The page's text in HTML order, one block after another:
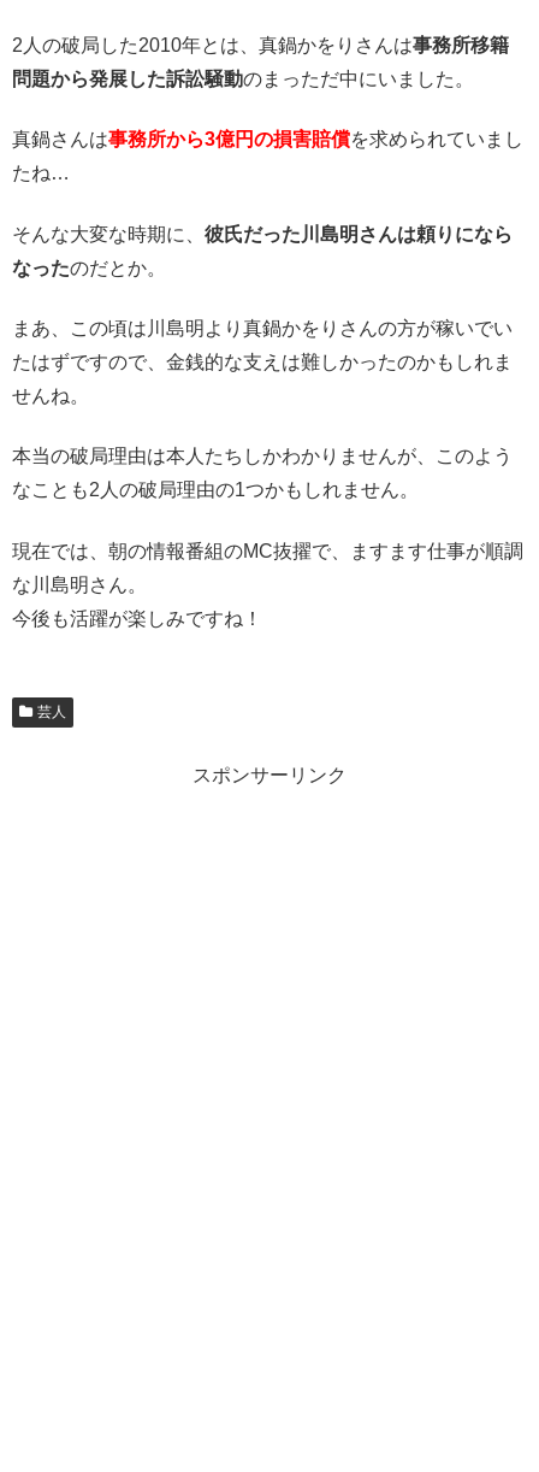
2人の破局した2010年とは、真鍋かをりさんは事務所移籍
問題から発展した訴訟騒動のまっただ中にいました。
真鍋さんは事務所から3億円の損害賠償を求められていまし
たね…
そんな大変な時期に、 彼氏だった川島明さんは頼りになら
なったのだとか。
まあ、この頃は川島明より真鍋かをりさんの方が稼いでい
たはずですので、金銭的な支えは難しかったのかもしれま
せんね。
本当の破局理由は本人たちしかわかりませんが、このよう
なことも2人の破局理由の1つかもしれません。
現在では、朝の情報番組のMC抜擢で、ますます仕事が順調
な川島明さん。
今後も活躍が楽しみですね！
芸人
スポンサーリンク